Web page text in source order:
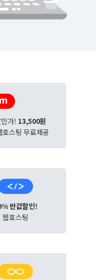
가! 13,500원
스팅 무료제공
반값할인!
웹호스팅